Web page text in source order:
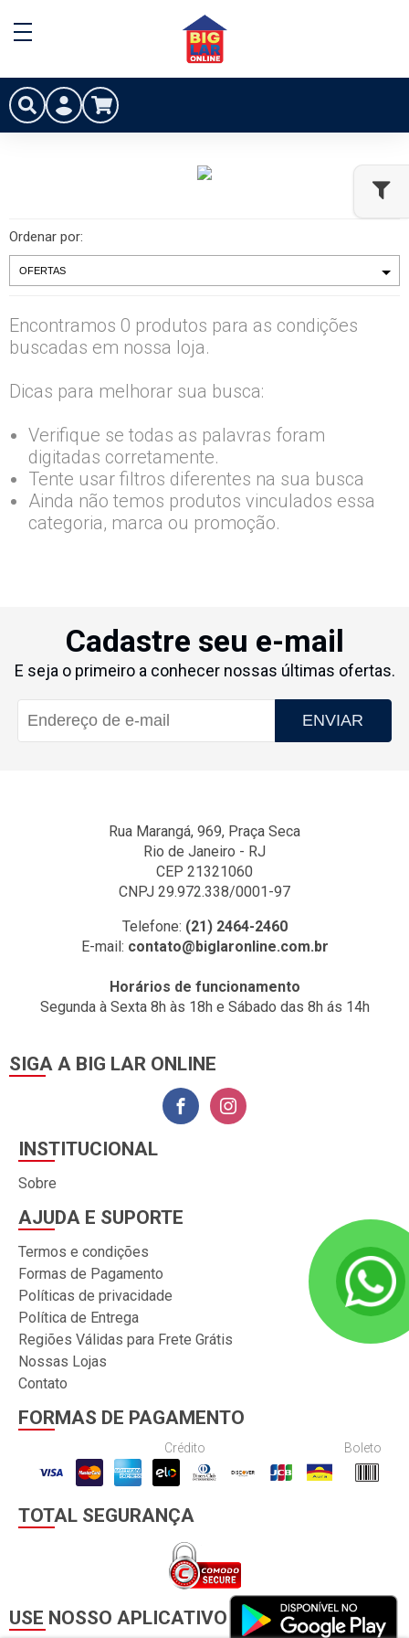
Ordenar por:
Encontramos 0 produtos para as condições
buscadas em nossa loja.
Dicas para melhorar sua busca:
Verifique se todas as palavras foram
digitadas corretamente.
Tente usar filtros diferentes na sua busca
Ainda não temos produtos vinculados essa
categoria, marca ou promoção.
Cadastre seu e-mail
E seja o primeiro a conhecer nossas últimas ofertas.
ENVIAR
Rua Marangá, 969, Praça Seca
Rio de Janeiro - RJ
CEP 21321060
CNPJ 29.972.338/0001-97
Telefone: (21) 2464-2460
E-mail: contato@biglaronline.com.br
Horários de funcionamento
Segunda à Sexta 8h às 18h e Sábado das 8h ás 14h
SIGA A BIG LAR ONLINE
INSTITUCIONAL
Sobre
AJUDA E SUPORTE
Termos e condições
Formas de Pagamento
Políticas de privacidade
Política de Entrega
Regiões Válidas para Frete Grátis
Nossas Lojas
Contato
FORMAS DE PAGAMENTO
Crédito Boleto
TOTAL SEGURANÇA
USE NOSSO APLICATIVO